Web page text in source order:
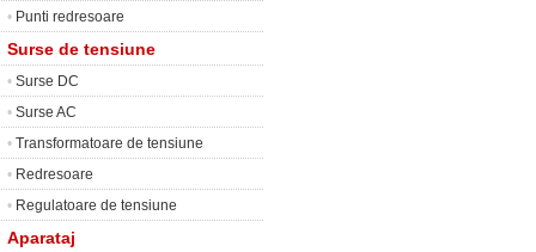
• Punti redresoare
Surse de tensiune
• Surse DC
• Surse AC
• Transformatoare de tensiune
• Redresoare
• Regulatoare de tensiune
Aparataj